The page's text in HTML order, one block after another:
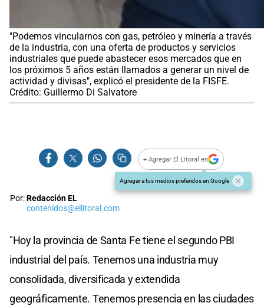
"Podemos vincularnos con gas, petróleo y minería a través
de la industria, con una oferta de productos y servicios
industriales que puede abastecer esos mercados que en
los próximos 5 años están llamados a generar un nivel de
actividad y divisas", explicó el presidente de la FISFE.
Crédito: Guillermo Di Salvatore
+ Agregar El Litoral en
Agregar a tus medios preferidos en Google
Por:Redacción EL
contenidos@ellitoral.com
"Hoy la provincia de Santa Fe tiene el segundo PBI
industrial del país. Tenemos una industria muy
consolidada, diversificada y extendida
geográficamente. Tenemos presencia en las ciudades